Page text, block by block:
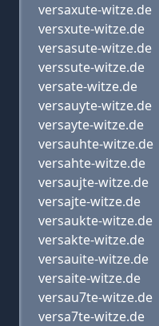
versaxute-witze.de
versxute-witze.de
versasute-witze.de
verssute-witze.de
versate-witze.de
versauyte-witze.de
versayte-witze.de
versauhte-witze.de
versahte-witze.de
versaujte-witze.de
versajte-witze.de
versaukte-witze.de
versakte-witze.de
versauite-witze.de
versaite-witze.de
versau7te-witze.de
versa7te-witze.de